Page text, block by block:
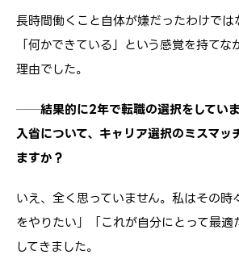
長時間働くこと自体が嫌だったわけでは
「何かできている」という感覚を持て
理由でした。
──結果的に2年で転職の選択をしてい
入省について、キャリア選択のミスマッ
ますか？
いえ、全く思っていません。私はその時
をやりたい」「これが自分にとって最適
してきました。